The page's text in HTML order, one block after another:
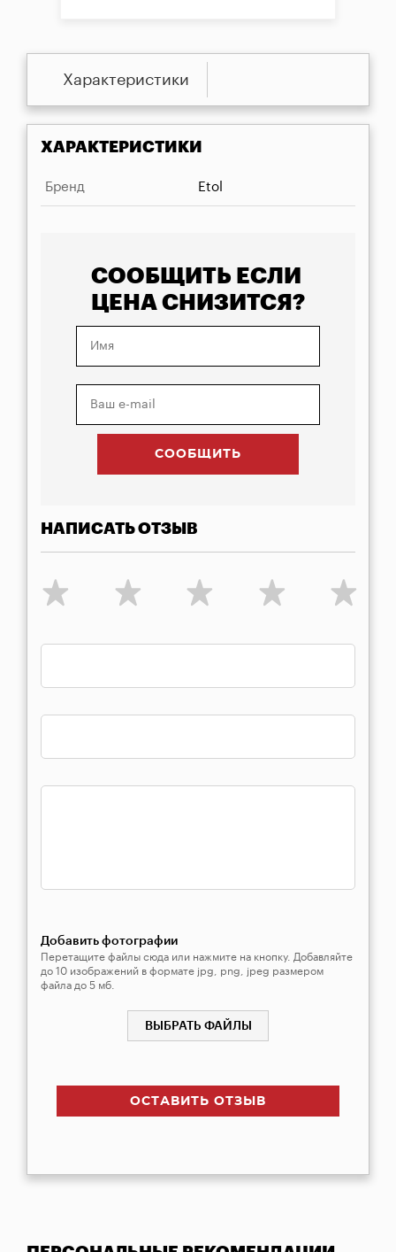
Характеристики
ХАРАКТЕРИСТИКИ
Бренд Etol
СООБЩИТЬ ЕСЛИ
ЦЕНА СНИЗИТСЯ?
НАПИСАТЬ ОТЗЫВ
Добавить фотографии
Перетащите файлы сюда или нажмите на кнопку. Добавляйте
до 10 изображений в формате jpg, png, jpeg размером
файла до 5 мб.
ВЫБРАТЬ ФАЙЛЫ
ОСТАВИТЬ ОТЗЫВ